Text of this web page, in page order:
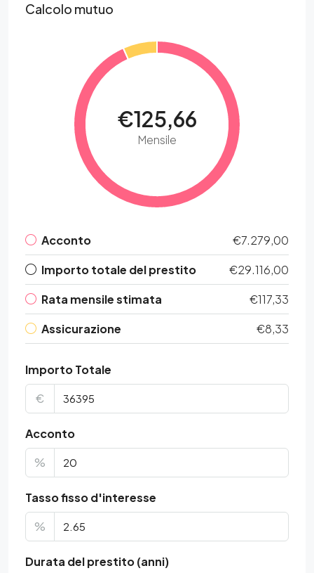
Calcolo mutuo
€125,66
Mensile
Acconto
€7.279,00
Importo totale del prestito
€29.116,00
Rata mensile stimata
€117,33
Assicurazione
€8,33
Importo Totale
€
Acconto
%
Tasso fisso d'interesse
%
Durata del prestito (anni)